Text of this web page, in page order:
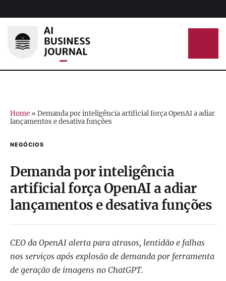
Home » Demanda por inteligência artificial força OpenAI a adiar
lançamentos e desativa funções
NEGÓCIOS
Demanda por inteligência
artificial força OpenAI a adiar
lançamentos e desativa funções
CEO da OpenAI alerta para atrasos, lentidão e falhas
nos serviços após explosão de demanda por ferramenta
de geração de imagens no ChatGPT.